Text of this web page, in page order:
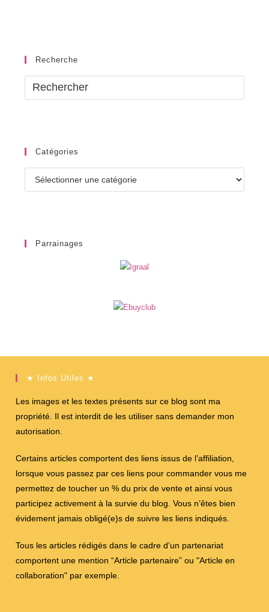
Recherche
Catégories
Parrainages
★ Infos Utiles ★
Les images et les textes présents sur ce blog sont ma
propriété. Il est interdit de les utiliser sans demander mon
autorisation.
Certains articles comportent des liens issus de l’affiliation,
lorsque vous passez par ces liens pour commander vous me
permettez de toucher un % du prix de vente et ainsi vous
participez activement à la survie du blog. Vous n’êtes bien
évidement jamais obligé(e)s de suivre les liens indiqués.
Tous les articles rédigés dans le cadre d’un partenariat
comportent une mention “Article partenaire” ou "Article en
collaboration" par exemple.